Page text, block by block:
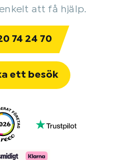
enkelt att få hjälp.
74 24 70
ett besök